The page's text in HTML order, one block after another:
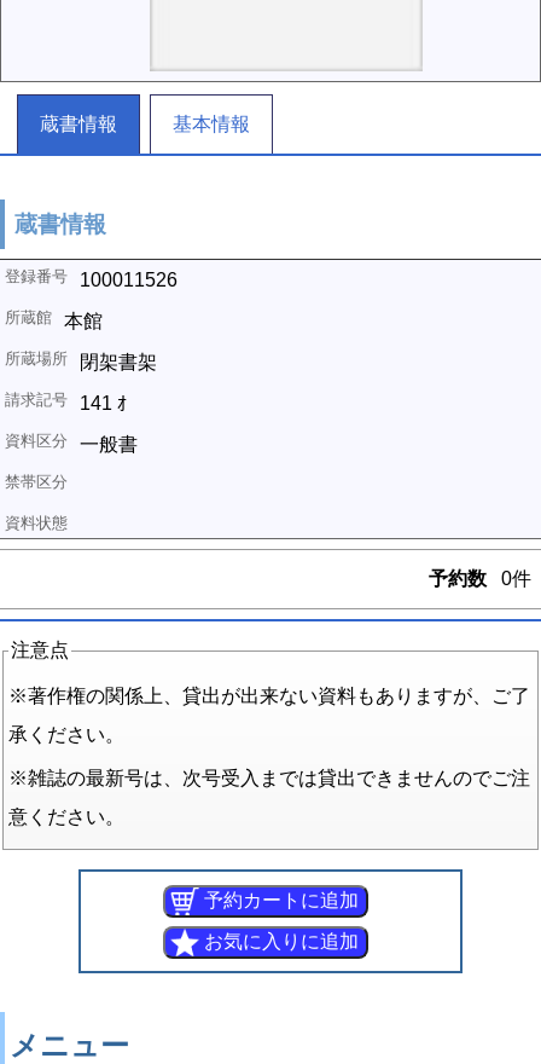
蔵書情報 基本情報
蔵書情報
100011526
本館
閉架書架
141 ｵ
一般書
予約数 0件
注意点
※著作権の関係上、貸出が出来ない資料もありますが、ご了
承ください。
※雑誌の最新号は、次号受入までは貸出できませんのでご注
意ください。
メニュー